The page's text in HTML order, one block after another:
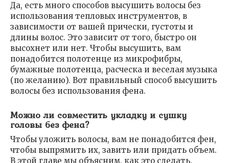
Да, есть много способов высушить волосы без
использования тепловых инструментов, в
зависимости от вашей прически, густоты и
длины волос. Это зависит от того, быстро он
высохнет или нет. Чтобы высушить, вам
понадобится полотенце из микрофибры,
бумажные полотенца, расческа и веселая музыка
(по желанию). Вот правильный способ высушить
волосы без использования фена.
Можно ли совместить укладку и сушку
головы без фена?
Чтобы уложить волосы, вам не понадобится фен,
чтобы выпрямить их, завить или придать объем.
В этой главе мы объясним, как это сделать.